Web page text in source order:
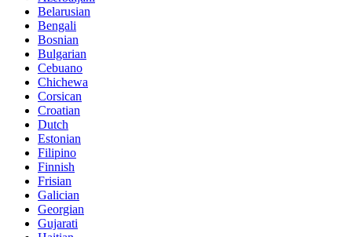
Belarusian
Bengali
Bosnian
Bulgarian
Cebuano
Chichewa
Corsican
Croatian
Dutch
Estonian
Filipino
Finnish
Frisian
Galician
Georgian
Gujarati